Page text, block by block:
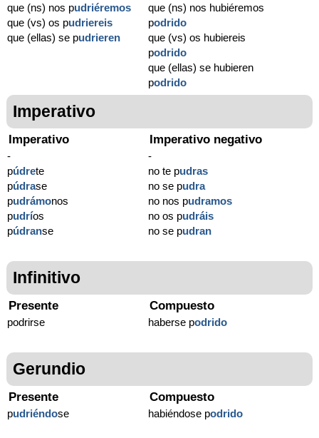
que (ns) nos pudriéremos
que (vs) os pudriereis
que (ellas) se pudrieren
que (ns) nos hubiéremos
podrido
que (vs) os hubiereis
podrido
que (ellas) se hubieren
podrido
Imperativo
Imperativo
-
púdrete
púdrase
pudrámonos
pudríos
púdranse
Imperativo negativo
-
no te pudras
no se pudra
no nos pudramos
no os pudráis
no se pudran
Infinitivo
Presente
podrirse
Compuesto
haberse podrido
Gerundio
Presente
pudriéndose
Compuesto
habiéndose podrido